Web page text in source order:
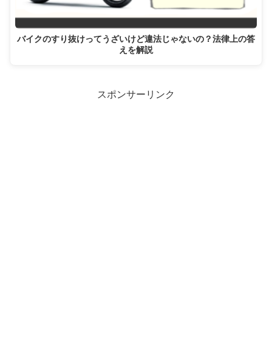
バイクのすり抜けってうざいけど違法じゃないの？法律上の答
えを解説
スポンサーリンク